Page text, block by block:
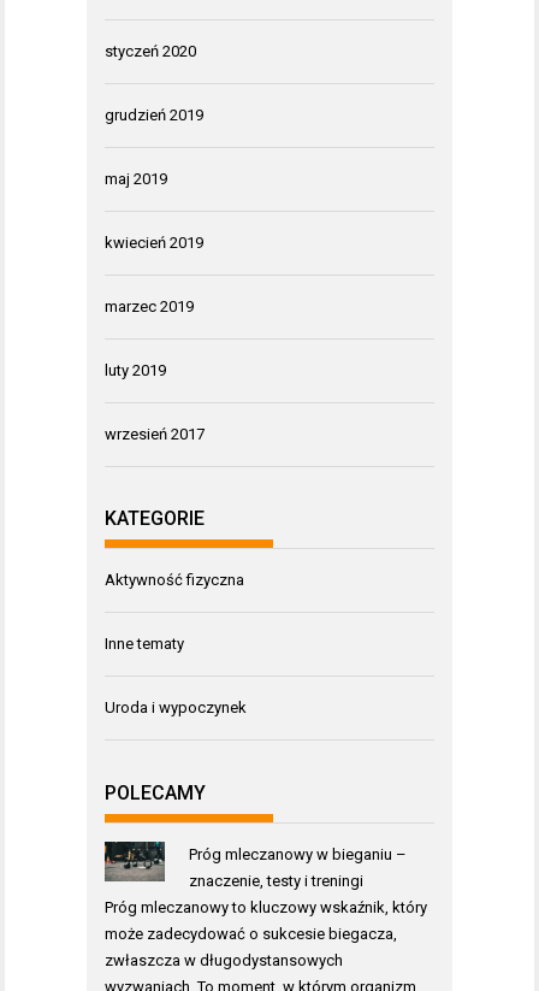
styczeń 2020
grudzień 2019
maj 2019
kwiecień 2019
marzec 2019
luty 2019
wrzesień 2017
KATEGORIE
Aktywność fizyczna
Inne tematy
Uroda i wypoczynek
POLECAMY
Próg mleczanowy w bieganiu –
znaczenie, testy i treningi
Próg mleczanowy to kluczowy wskaźnik, który
może zadecydować o sukcesie biegacza,
zwłaszcza w długodystansowych
wyzwaniach. To moment, w którym organizm